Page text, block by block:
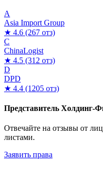
A
Asia Import Group
★ 4.6 (267 отз)
C
ChinaLogist
★ 4.5 (312 отз)
D
DPD
★ 4.4 (1205 отз)
Представитель Холдинг-
Отвечайте на отзывы от
листами.
Заявить права